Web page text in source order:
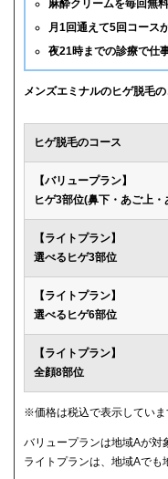
レジーナクリニックオム
ゴリラクリニック
メンズルシアクリニック
ウィルビークリニックブラ
渋谷美容外科クリニック
メディカルエピレーション
ダビデクリニック
麻酔クリームを毎回無
月1回通えて5回コース
夜21時までの診療で仕
メンズエミナルのヒゲ脱毛
ヒゲ脱毛のコース
【バリュープラン】
ヒゲ3部位(鼻下・あご上・
【ライトプラン】
選べるヒゲ3部位
【ライトプラン】
選べるヒゲ6部位
【ライトプラン】
全顔8部位
※価格は税込で表示していま
バリュープランは地域Aが対
ライトプランは、地域Aでも